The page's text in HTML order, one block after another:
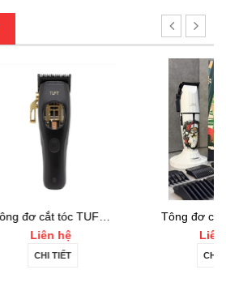
Tông đơ cắt tóc TUFT Vista-C Professional
Tông đơ cắt tóc JRL 2020C-B ONYX Noel